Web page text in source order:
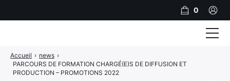
Accueil › news ›
PARCOURS DE FORMATION CHARGÉ(E)S DE DIFFUSION ET
PRODUCTION – PROMOTIONS 2022
0
Formations